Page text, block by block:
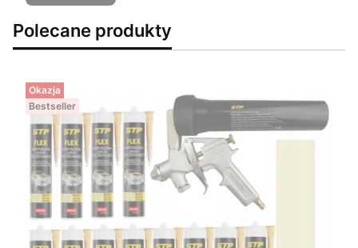
Polecane produkty
Okazja
Bestseller